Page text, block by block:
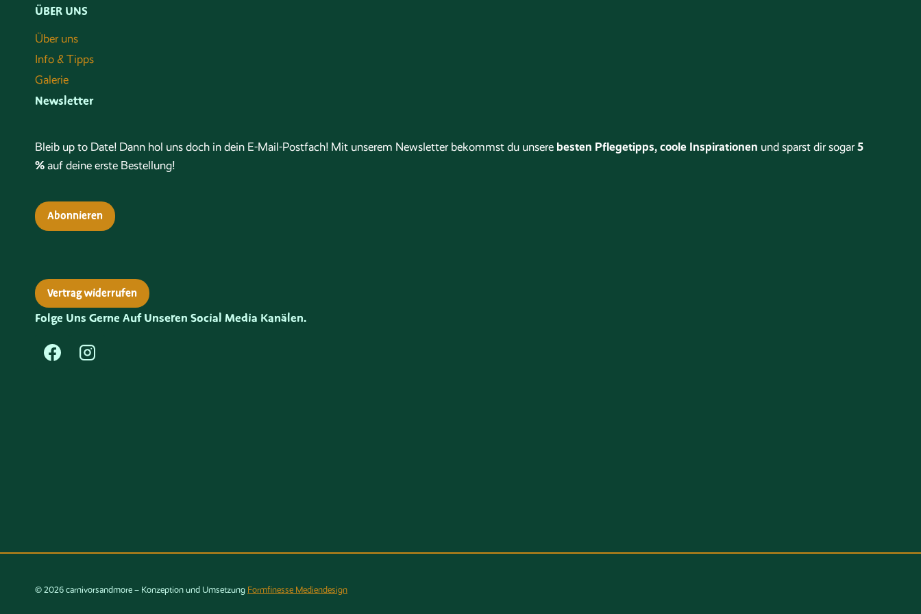
ÜBER UNS
Über uns
Info & Tipps
Galerie
Newsletter
Bleib up to Date! Dann hol uns doch in dein E-Mail-Postfach! Mit unserem Newsletter bekommst du unsere besten Pflegetipps, coole Inspirationen und sparst dir sogar5
% auf deine erste Bestellung!
Abonnieren
Vertrag widerrufen
Folge Uns Gerne Auf Unseren Social Media Kanälen.
© 2026 carnivorsandmore – Konzeption und Umsetzung Formfinesse Mediendesign